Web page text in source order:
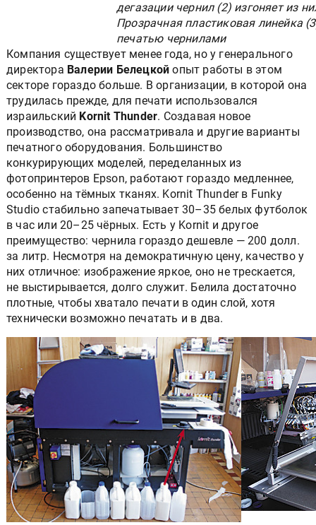
дегазации чернил (2) изгоняет из
Прозрачная пластиковая линейка
печатью чернилами
Компания существует менее года, но у генерального
директора Валерии Белецкой опыт работы в этом
секторе гораздо больше. В организации, в которой она
трудилась прежде, для печати использовался
израильский Kornit Thunder. Создавая новое
производство, она рассматривала и другие варианты
печатного оборудования. Большинство
конкурирующих моделей, переделанных из
фотопринтеров Epson, работают гораздо медленнее,
особенно на тёмных тканях. Kornit Thunder в Funky
Studio стабильно запечатывает 30–35 белых футболок
в час или 20–25 чёрных. Есть у Kornit и другое
преимущество: чернила гораздо дешевле — 200 долл.
за литр. Несмотря на демократичную цену, качество у
них отличное: изображение яркое, оно не трескается,
не выстирывается, долго служит. Белила достаточно
плотные, чтобы хватало печати в один слой, хотя
технически возможно печатать и в два.